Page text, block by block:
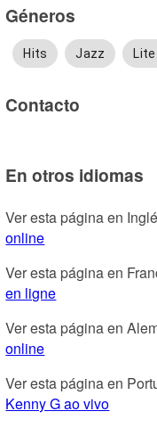
Géneros
Hits Jazz
Contacto
En otros idiomas
Ver esta página en
online
Ver esta página en
en ligne
Ver esta página en
online
Ver esta página en
Kenny G ao vivo